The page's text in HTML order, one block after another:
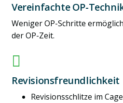
Vereinfachte OP-
Weniger OP-Schritte
der OP-Zeit.
Revisionsfreundlichkeit
Revisionsschlitze im